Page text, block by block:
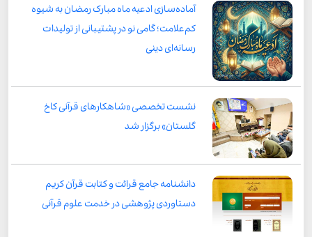
آماده‌سازی ادعیه ماه مبارک رمضان به شیوه
کم‌علامت؛ گامی نو در پشتیبانی از تولیدات
رسانه‌ای دینی
نشست تخصصی «شاهکارهای قرآنی کاخ
گلستان» برگزار شد
دانشنامه جامع قرائت و کتابت قرآن کریم
دستاوردی پژوهشی در خدمت علوم قرآنی